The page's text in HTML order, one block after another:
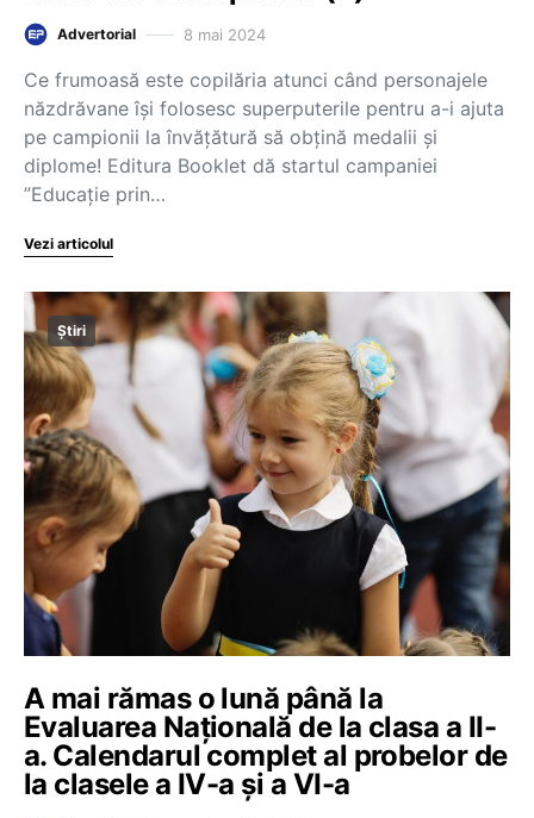
Advertorial 8 mai 2024
Ce frumoasă este copilăria atunci când personajele
năzdrăvane își folosesc superputerile pentru a-i ajuta
pe campionii la învățătură să obțină medalii și
diplome! Editura Booklet dă startul campaniei
”Educație prin…
Vezi articolul
Știri
A mai rămas o lună până la
Evaluarea Națională de la clasa a II-
a. Calendarul complet al probelor de
la clasele a IV-a și a VI-a